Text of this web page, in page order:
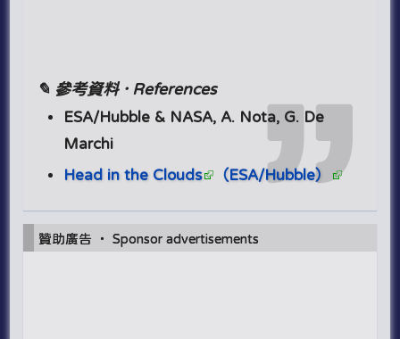
✎ 參考資料 · References
ESA/Hubble & NASA, A. Nota, G. De
Marchi
Head in the Clouds （ESA/Hubble）
贊助廣告 ‧ Sponsor advertisements